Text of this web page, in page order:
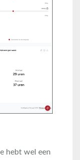
hebt wel een